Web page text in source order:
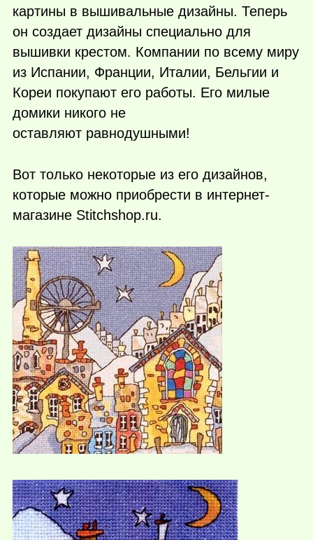
картины в вышивальные дизайны. Теперь
он создает дизайны специально для
вышивки крестом. Компании по всему миру
из Испании, Франции, Италии, Бельгии и
Кореи покупают его работы. Его милые
домики никого не
оставляют равнодушными!
Вот только некоторые из его дизайнов,
которые можно приобрести в интернет-
магазине Stitchshop.ru.